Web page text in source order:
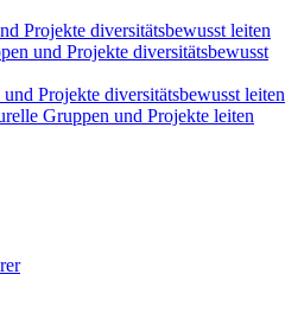
Projekte diversitätsbewusst leiten
und Projekte diversitätsbewusst
Projekte diversitätsbewusst leiten
Gruppen und Projekte leiten